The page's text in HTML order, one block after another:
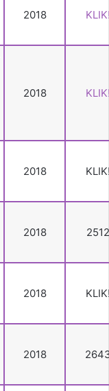
2018
2018
2018
2018 2512
2018
2018